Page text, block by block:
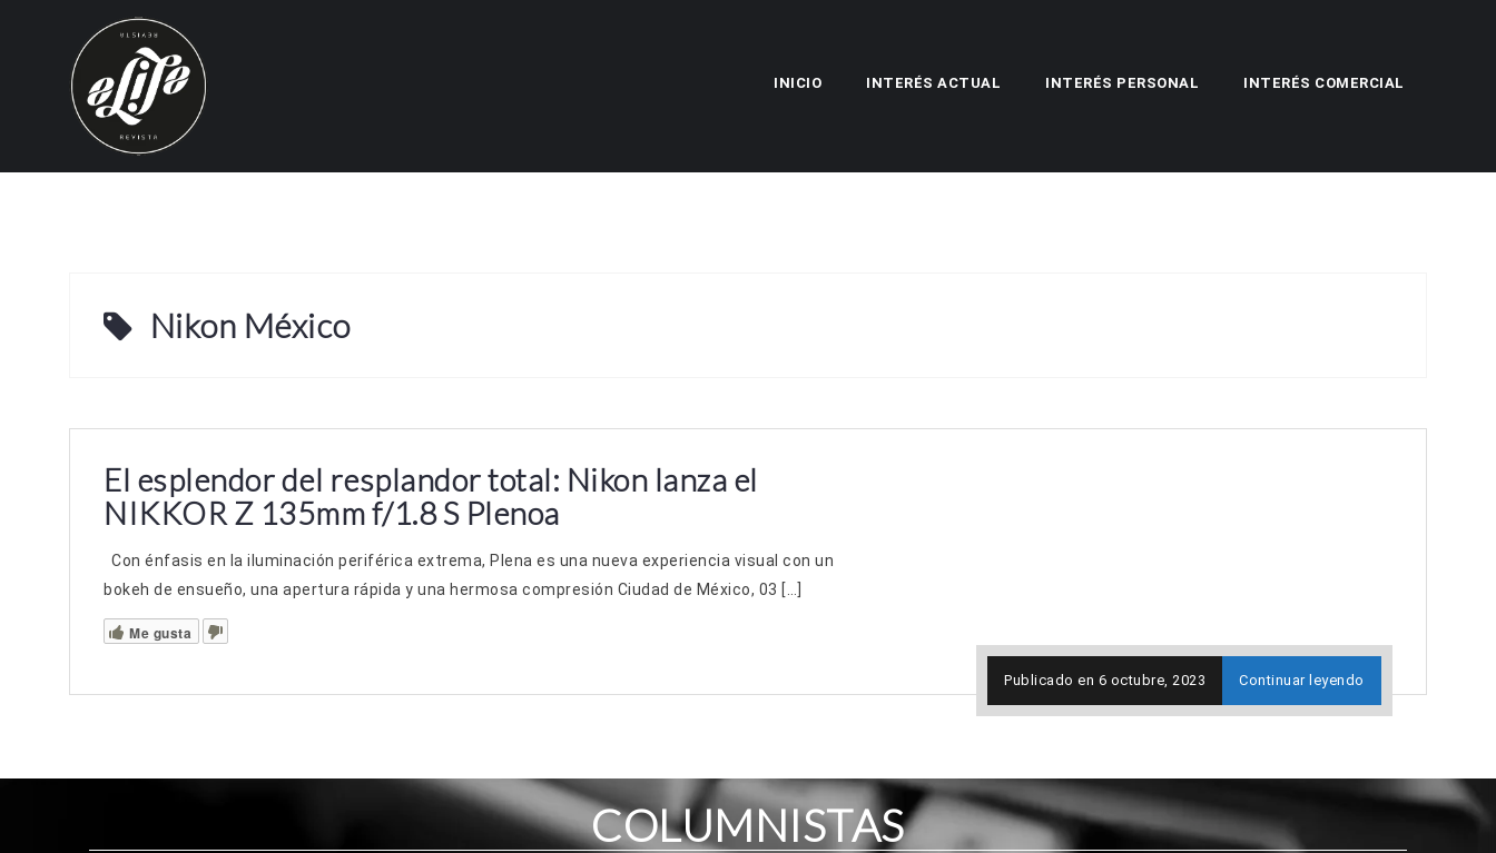
INICIO INTERÉS ACTUAL INTERÉS PERSONAL INTERÉS COMERCIAL
Nikon México
El esplendor del resplandor total: Nikon lanza el
NIKKOR Z 135mm f/1.8 S Plenoa
Con énfasis en la iluminación periférica extrema, Plena es una nueva experiencia visual con un
bokeh de ensueño, una apertura rápida y una hermosa compresión Ciudad de México, 03 […]
Me gusta
Publicado en 6 octubre, 2023 Continuar leyendo
COLUMNISTAS